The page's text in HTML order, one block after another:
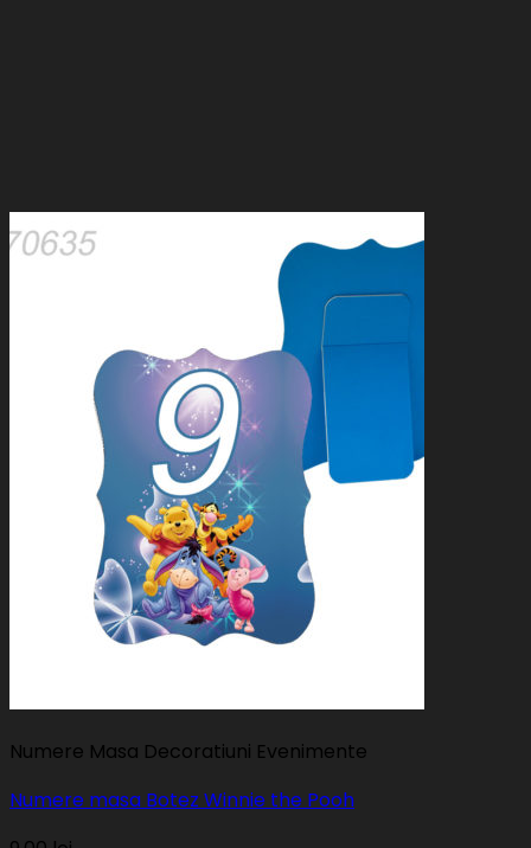
Numere Masa Decoratiuni Evenimente
Numere masa Botez Winnie the Pooh